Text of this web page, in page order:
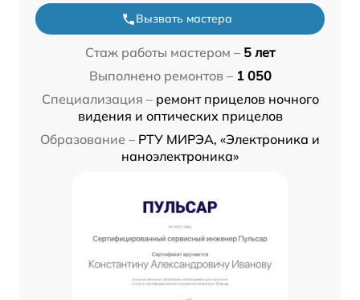
Вызвать мастера
Стаж работы мастером – 5 лет
Выполнено ремонтов – 1 050
Специализация – ремонт прицелов ночного
видения и оптических прицелов
Образование – РТУ МИРЭА, «Электроника и
наноэлектроника»